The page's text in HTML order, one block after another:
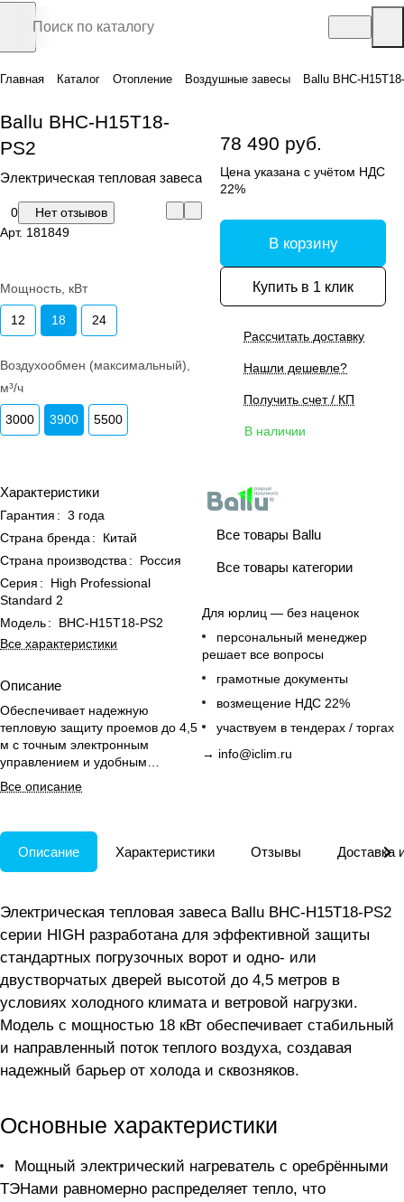
Главная Каталог Отопление Воздушные завесы Ballu BHC-
Ballu BHC-H15T18-
PS2
Электрическая тепловая завеса
0
Нет отзывов
Арт. 181849
Мощность, кВт
12 18 24
Воздухообмен (максимальный),
м³/ч
3000 3900 5500
Характеристики
Гарантия : 3 года
Страна бренда :
Китай
Страна производства :
Россия
Серия :
High Professional
Standard 2
Модель:
BHC-H15T18-PS2
Все характеристики
Описание
Обеспечивает надежную
тепловую защиту проемов до 4,5
м с точным электронным
управлением и удобным
интегрированием в системы
диспетчеризации.
Все описание
78 490 руб.
Цена указана с учётом НДС
22%
В корзину
Купить в 1 клик
Рассчитать доставку
Нашли дешевле?
Получить счет / КП
В наличии
Все товары Ballu
Все товары категории
Для юрлиц — без наценок
персональный менеджер
решает все вопросы
грамотные документы
возмещение НДС 22%
участвуем в тендерах / торгах
→ info@iclim.ru
Описание Характеристики Отзывы Доставка
Электрическая тепловая завеса Ballu BHC-H15T18-PS2
серии HIGH разработана для эффективной защиты
стандартных погрузочных ворот и одно- или
двустворчатых дверей высотой до 4,5 метров в
условиях холодного климата и ветровой нагрузки.
Модель с мощностью 18 кВт обеспечивает стабильный
и направленный поток теплого воздуха, создавая
надежный барьер от холода и сквозняков.
Основные характеристики
Мощный электрический нагреватель с оребрёнными
ТЭНами равномерно распределяет тепло, что